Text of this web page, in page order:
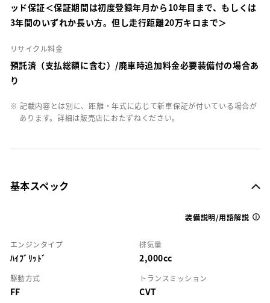
ッド保証＜保証期間は初度登録年月から10年目まで、もしくは
3年間のいずれか長い方。但し走行距離20万キロまで＞
リサイクル料金
預託済（支払総額に含む）/廃車時追加料金必要装備付の場合あ
り
※ 記載内容とは別に、距離・年式に応じて新車保証が付いている場合が
あります。詳細は販売店におたずねください。
基本スペック
装備説明/用語解説
エンジンタイプ
ﾊｲﾌﾞﾘｯﾄﾞ
排気量
2,000cc
駆動方式
FF
トランスミッション
CVT